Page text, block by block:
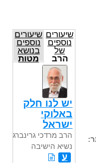
שיעורים
נוספים
של
הרב
מרדכי
גרינברג
נשיא
הישיבה
שיעורים
נוספים
בנושא
מטות
יש לנו חלק
באלוקי
ישראל
הרב מרדכי גרינברג
נשיא הישיבה
ע